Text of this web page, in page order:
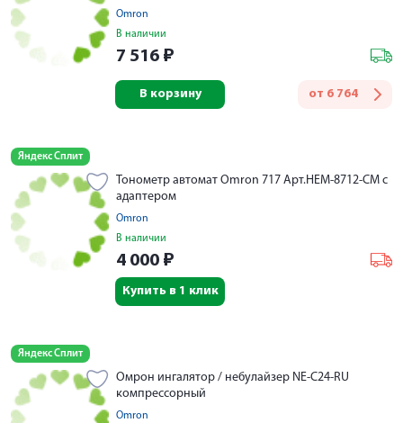
Omron
В наличии
7 516 ₽
от 6 764
В корзину
Яндекс Сплит
Тонометр автомат Omron 717 Арт.HEM-8712-CM с
адаптером
Omron
В наличии
4 000 ₽
Купить в 1 клик
Яндекс Сплит
Омрон ингалятор / небулайзер NE-С24-RU
компрессорный
Omron